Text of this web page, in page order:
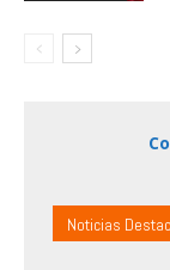
Noticias